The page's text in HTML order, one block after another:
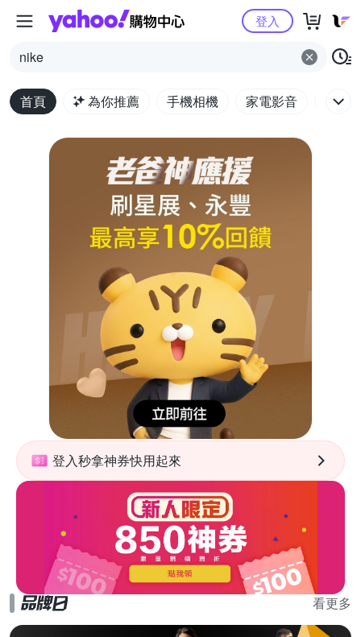
Yahoo購物中心
nike
登入
首頁 為你推薦 手機相機 家電影音 電腦
登入秒拿神券快用起來
看更多